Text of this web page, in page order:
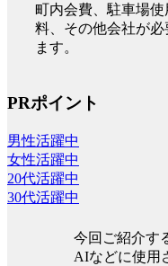
町内会費、駐車場
料、その他会社が
ます。
PRポイント
男性活躍中
女性活躍中
20代活躍中
30代活躍中
今回ご紹介す
AIなどに使用